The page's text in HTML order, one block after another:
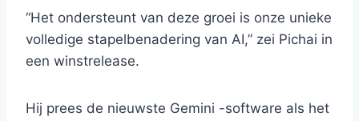
“Het ondersteunt van deze groei is onze unieke
volledige stapelbenadering van AI,” zei Pichai in
een winstrelease.
Hij prees de nieuwste Gemini -software als het